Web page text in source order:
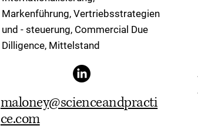
Markenführung, Vertriebsstrategien
und - steuerung, Commercial Due
Dilligence, Mittelstand
maloney@scienceandpracti
ce.com